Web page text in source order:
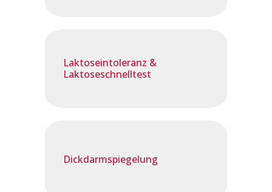
Laktoseintoleranz &
Laktoseschnelltest
Dickdarmspiegelung